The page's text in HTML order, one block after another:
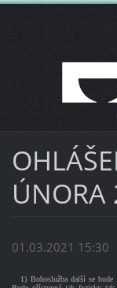
ÚNORA
01.03.2021 15:30
1) Bohoslužba další se